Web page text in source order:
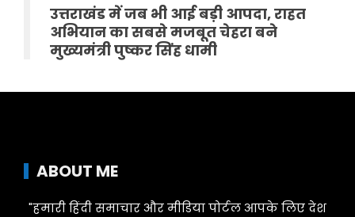
उत्तराखंड में जब भी आई बड़ी आपदा, राहत
अभियान का सबसे मजबूत चेहरा बने
मुख्यमंत्री पुष्कर सिंह धामी
ABOUT ME
"हमारी हिंदी समाचार और मीडिया पोर्टल आपके लिए देश